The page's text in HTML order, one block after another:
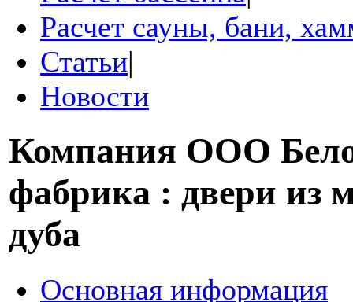
Расчет сауны, бани,
Статьи|
Новости
Компания ООО
фабрика : двери из
дуба
Основная информация